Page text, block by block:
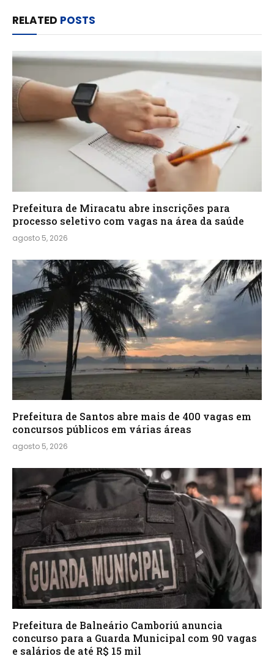
RELATED POSTS
Prefeitura de Miracatu abre inscrições para
processo seletivo com vagas na área da saúde
agosto 5, 2026
Prefeitura de Santos abre mais de 400 vagas em
concursos públicos em várias áreas
agosto 5, 2026
Prefeitura de Balneário Camboriú anuncia
concurso para a Guarda Municipal com 90 vagas
e salários de até R$ 15 mil